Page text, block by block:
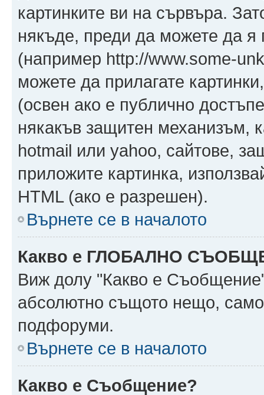
картинките ви на сървъра.
някъде, преди да можете да
(например http://www.some-
можете да прилагате
(освен ако е публично
някакъв защитен механизъм,
hotmail или yahoo, сайтове,
приложите картинка,
HTML (ако е разрешен).
Върнете се в началото
Какво е ГЛОБАЛНО
Виж долу "Какво е
абсолютно същото нещо,
подфоруми.
Върнете се в началото
Какво е Съобщение?